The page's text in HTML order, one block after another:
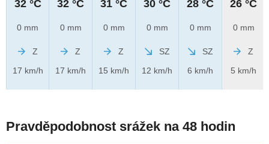
32 °C
0 mm
Z
17 km/h
32 °C
0 mm
Z
17 km/h
31 °C
0 mm
Z
15 km/h
30 °C
0 mm
SZ
12 km/h
28 °C
0 mm
SZ
6 km/h
26 °C
0 mm
Z
5 km/h
Pravděpodobnost srážek na 48 hodin